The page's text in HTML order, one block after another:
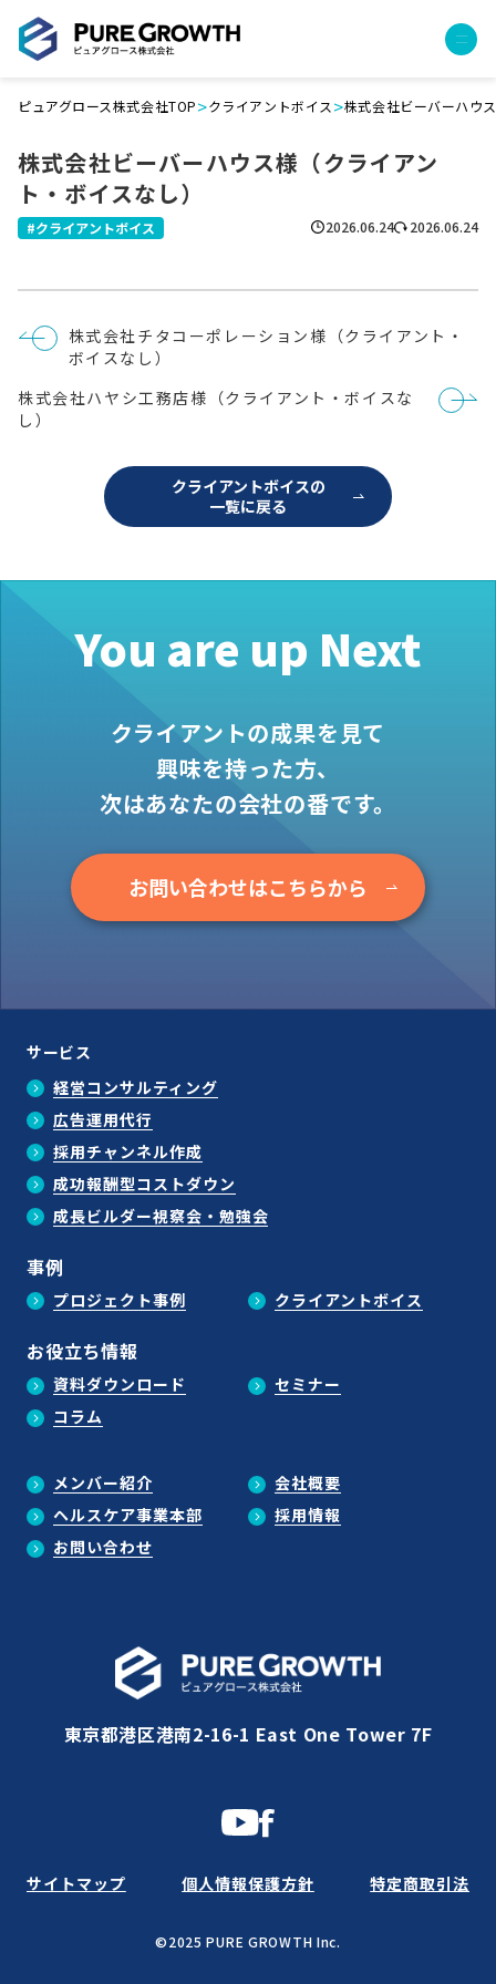
経営コンサルティング
PGハウス（住宅フランチャイズ）
広告運用代行
成功報酬型コストダウン
土地・顧客管理システム
事例
クライアントボイス
お役立ち情報
セミナー
メンバー紹介
お問い合わせ
資料ダウンロード
PGハウスについて
ピュアグロース株式会社TOP>クライアントボイス >株式会社ビーバーハウ
株式会社ビーバーハウス様（クライアン
ト・ボイスなし）
2026.06.24 2026.06.24
クライアントボイス
投
稿
ビ
ゲ
ー
株式会社チタコーポレーション様（クライアント・
ボイスなし）
株式会社ハヤシ工務店様（クライアント・ボイスな
し）
クライアントボイスの
一覧に戻る
You are up Next
クライアントの成果を見て
興味を持った方、
次はあなたの会社の番です。
お問い合わせはこちらから
サービス
経営コンサルティング
広告運用代行
採用チャンネル作成
成功報酬型コストダウン
成長ビルダー視察会・勉強会
事例
プロジェクト事例 クライアントボイス
お役立ち情報
資料ダウンロード
セミナー
コラム
メンバー紹介
会社概要
ヘルスケア事業本部
採用情報
お問い合わせ
東京都港区港南2-16-1 East One Tower 7F
©2025 PURE GROWTH Inc.
サイトマップ 個人情報保護方針 特定商取引法